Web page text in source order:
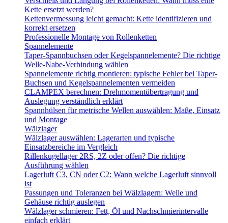
Kette ersetzt werden?
Kettenvermessung leicht gemacht: Kette identifizieren und
korrekt ersetzen
Professionelle Montage von Rollenketten
Spannelemente
Taper-Spannbuchsen oder Kegelspannelemente? Die richtige
Welle-Nabe-Verbindung wählen
Spannelemente richtig montieren: typische Fehler bei Taper-
Buchsen und Kegelspannelementen vermeiden
CLAMPEX berechnen: Drehmomentübertragung und
Auslegung verständlich erklärt
Spannhülsen für metrische Wellen auswählen: Maße, Einsatz
und Montage
Wälzlager
Wälzlager auswählen: Lagerarten und typische
Einsatzbereiche im Vergleich
Rillenkugellager 2RS, 2Z oder offen? Die richtige
Ausführung wählen
Lagerluft C3, CN oder C2: Wann welche Lagerluft sinnvoll
ist
Passungen und Toleranzen bei Wälzlagern: Welle und
Gehäuse richtig auslegen
Wälzlager schmieren: Fett, Öl und Nachschmierintervalle
einfach erklärt